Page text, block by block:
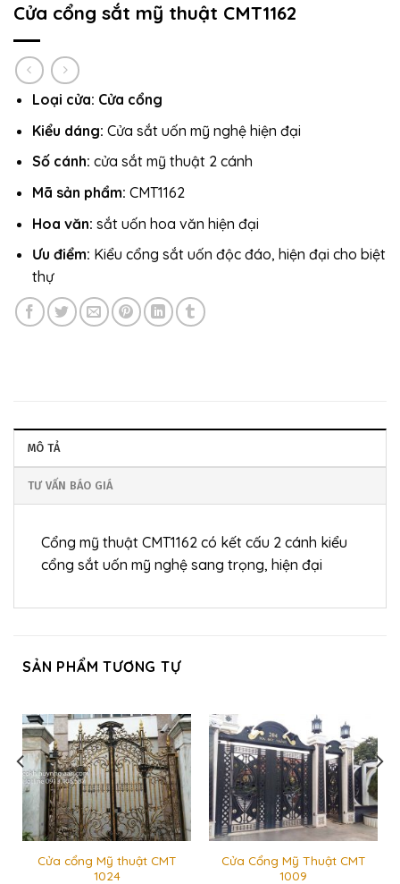
Cửa cổng sắt mỹ thuật CMT1162
Loại cửa: Cửa cổng
Kiểu dáng: Cửa sắt uốn mỹ nghệ hiện đại
Số cánh: cửa sắt mỹ thuật 2 cánh
Mã sản phẩm: CMT1162
Hoa văn: sắt uốn hoa văn hiện đại
Ưu điểm: Kiểu cổng sắt uốn độc đáo, hiện đại cho biệt
thự
MÔ TẢ
TƯ VẤN BÁO GIÁ
Cổng mỹ thuật CMT1162 có kết cấu 2 cánh kiểu
cổng sắt uốn mỹ nghệ sang trọng, hiện đại
SẢN PHẨM TƯƠNG TỰ
Cửa cổng Mỹ thuật CMT
1024
Cửa Cổng Mỹ Thuật CMT
1009